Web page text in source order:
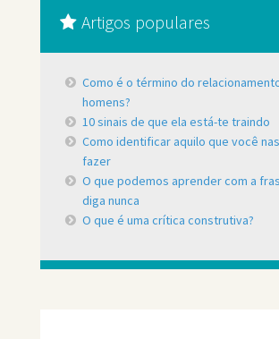
Artigos populares
Como é o término do
homens?
10 sinais de que ela está-te traindo
Como identificar aquilo que você
fazer
O que podemos aprender com a
diga nunca
O que é uma crítica construtiva?